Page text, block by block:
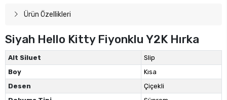
Ürün Özellikleri
Siyah Hello Kitty Fiyonklu Y2K Hırka
Alt Siluet
Slip
Boy
Kısa
Desen
Çiçekli